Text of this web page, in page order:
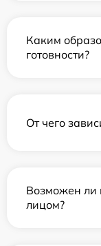
Каким
готовности?
От чего
Возможен ли
лицом?